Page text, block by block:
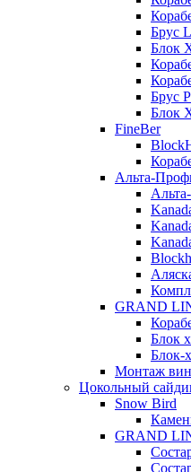
Брус
Блок
Брус
Блок
FineBer
Альта-
GRAND
Блок
Блок-
Монтаж
Цокольный
Snow Bird
GRAND